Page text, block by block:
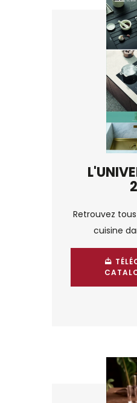
Retrouvez
cuisine